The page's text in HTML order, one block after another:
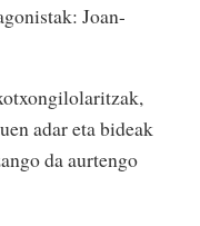
Joan-
adar eta bideak
da aurtengo